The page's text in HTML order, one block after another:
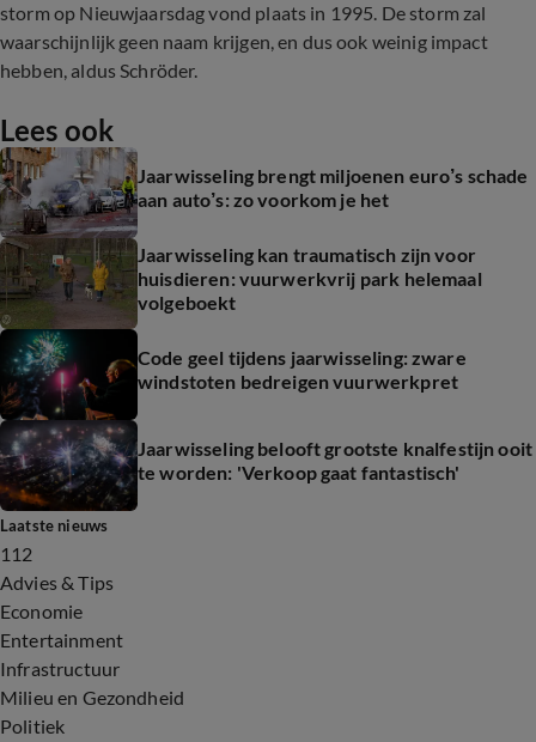
storm op Nieuwjaarsdag vond plaats in 1995. De storm zal
waarschijnlijk geen naam krijgen, en dus ook weinig impact
hebben, aldus Schröder.
Lees ook
Jaarwisseling brengt miljoenen euro’s schade
aan auto’s: zo voorkom je het
Jaarwisseling kan traumatisch zijn voor
huisdieren: vuurwerkvrij park helemaal
volgeboekt
Code geel tijdens jaarwisseling: zware
windstoten bedreigen vuurwerkpret
Jaarwisseling belooft grootste knalfestijn ooit
te worden: 'Verkoop gaat fantastisch'
Laatste nieuws
112
Advies & Tips
Economie
Entertainment
Infrastructuur
Milieu en Gezondheid
Politiek